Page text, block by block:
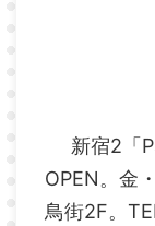
新宿2「
OPEN。金
鳥街2F。